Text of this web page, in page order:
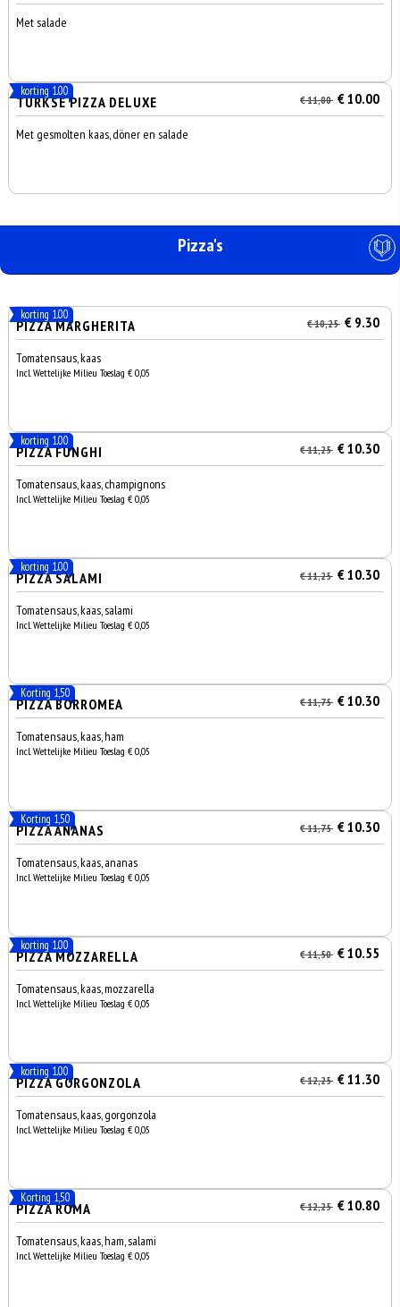
Met salade
korting 1.00
TURKSE PIZZA DELUXE € 11,00 € 10.00
Met gesmolten kaas, döner en salade
Pizza's
korting 1.00
PIZZA MARGHERITA € 10,25 € 9.30
Tomatensaus, kaas
Incl. Wettelijke Milieu Toeslag € 0,05
korting 1.00
PIZZA FUNGHI € 11,25 € 10.30
Tomatensaus, kaas, champignons
Incl. Wettelijke Milieu Toeslag € 0,05
korting 1.00
PIZZA SALAMI € 11,25 € 10.30
Tomatensaus, kaas, salami
Incl. Wettelijke Milieu Toeslag € 0,05
Korting 1,50
PIZZA BORROMEA € 11,75 € 10.30
Tomatensaus, kaas, ham
Incl. Wettelijke Milieu Toeslag € 0,05
Korting 1,50
PIZZA ANANAS € 11,75 € 10.30
Tomatensaus, kaas, ananas
Incl. Wettelijke Milieu Toeslag € 0,05
korting 1.00
PIZZA MOZZARELLA € 11,50 € 10.55
Tomatensaus, kaas, mozzarella
Incl. Wettelijke Milieu Toeslag € 0,05
korting 1.00
PIZZA GORGONZOLA € 12,25 € 11.30
Tomatensaus, kaas, gorgonzola
Incl. Wettelijke Milieu Toeslag € 0,05
Korting 1,50
PIZZA ROMA € 12,25 € 10.80
Tomatensaus, kaas, ham, salami
Incl. Wettelijke Milieu Toeslag € 0,05